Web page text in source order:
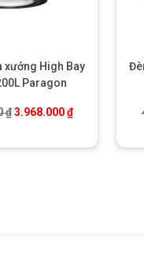
₫.
xưởng High Bay
Paragon
₫ Giá gốc là: 4.400.000 ₫.
3.968.000₫Giá hiện tại